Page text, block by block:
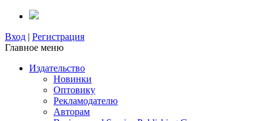
Вход | Регистрация
Главное меню
Издательство
Новинки
Оптовику
Рекламодателю
Авторам